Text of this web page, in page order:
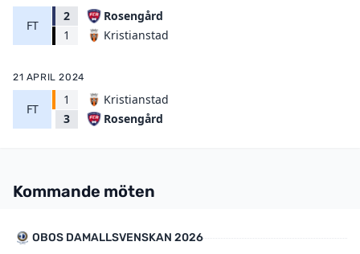
FT
2
1
Rosengård
Kristianstad
21 APRIL 2024
FT
1
3
Kristianstad
Rosengård
Kommande möten
OBOS DAMALLSVENSKAN 2026